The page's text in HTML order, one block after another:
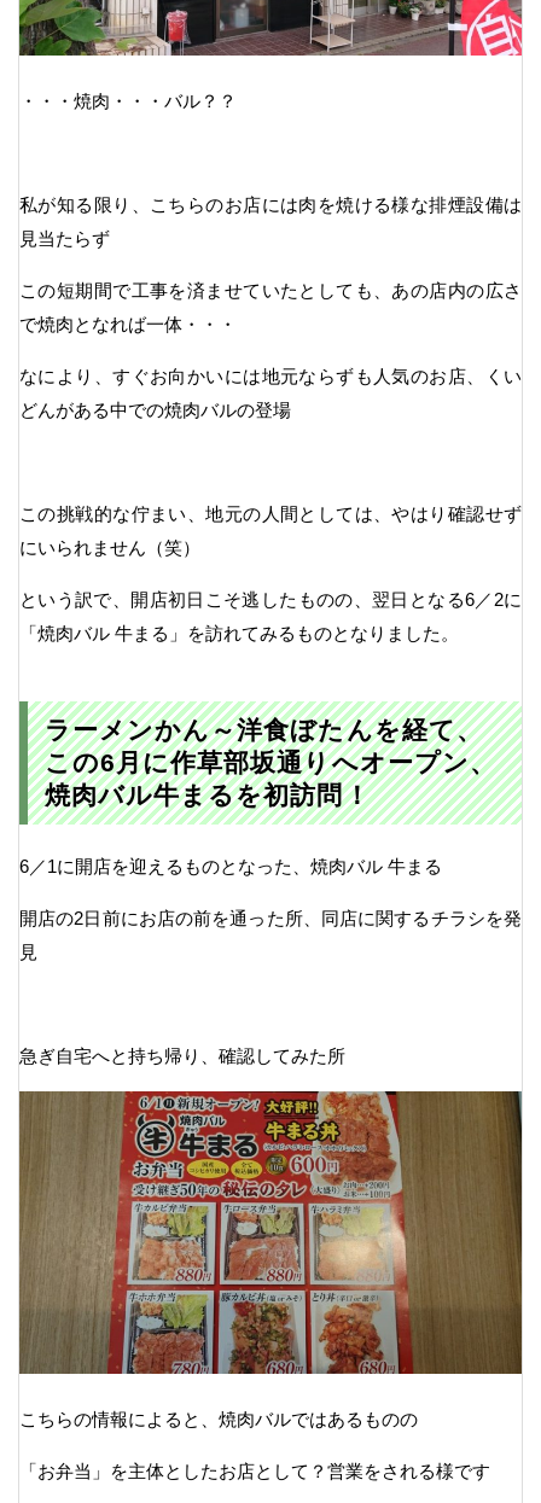
・・・焼肉・・・バル？？
私が知る限り、こちらのお店には肉を焼ける様な排煙設備は
見当たらず
この短期間で工事を済ませていたとしても、あの店内の広さ
で焼肉となれば一体・・・
なにより、すぐお向かいには地元ならずも人気のお店、くい
どんがある中での焼肉バルの登場
この挑戦的な佇まい、地元の人間としては、やはり確認せず
にいられません（笑）
という訳で、開店初日こそ逃したものの、翌日となる6／2に
「焼肉バル 牛まる」を訪れてみるものとなりました。
ラーメンかん～洋食ぼたんを経て、
この6月に作草部坂通りへオープン、
焼肉バル牛まるを初訪問！
6／1に開店を迎えるものとなった、焼肉バル 牛まる
開店の2日前にお店の前を通った所、同店に関するチラシを発
見
急ぎ自宅へと持ち帰り、確認してみた所
こちらの情報によると、焼肉バルではあるものの
「お弁当」を主体としたお店として？営業をされる様です